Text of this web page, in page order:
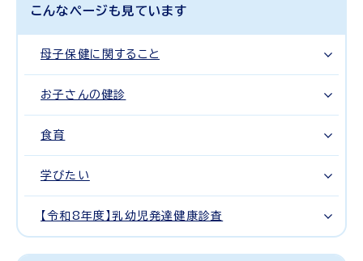
こんなページも見ています
母子保健に関すること
お子さんの健診
食育
学びたい
【令和8年度】乳幼児発達健康診査